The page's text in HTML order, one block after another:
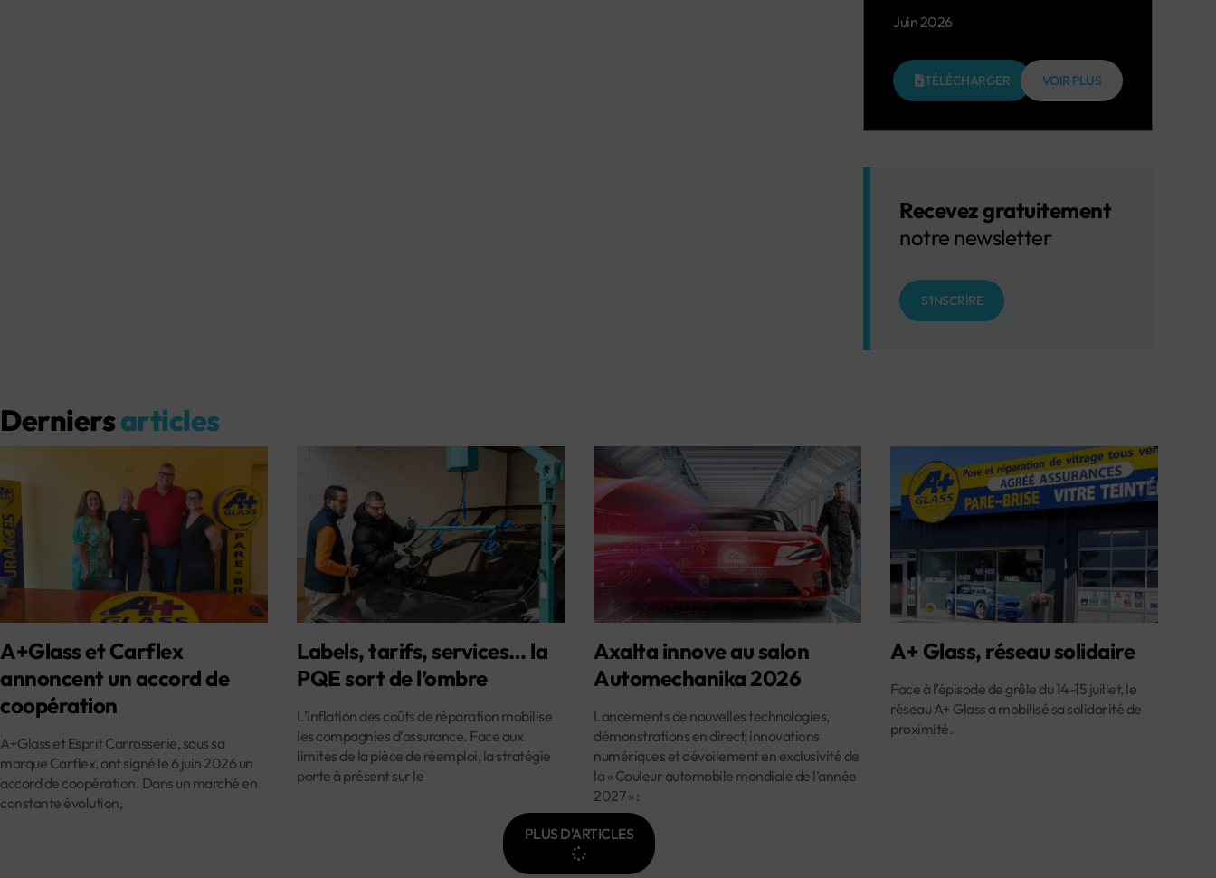
Juin 2026
TÉLÉCHARGER VOIR PLUS
Recevez gratuitement
notre newsletter
S'INSCRIRE
Derniersarticles
A+Glass et Carflex
annoncent un accord de
coopération
A+Glass et Esprit Carrosserie, sous sa
marque Carflex, ont signé le 6 juin 2026 un
accord de coopération. Dans un marché en
constante évolution,
Labels, tarifs, services… la
PQE sort de l’ombre
L’inflation des coûts de réparation mobilise
les compagnies d’assurance. Face aux
limites de la pièce de réemploi, la stratégie
porte à présent sur le
Axalta innove au salon
Automechanika 2026
Lancements de nouvelles technologies,
démonstrations en direct, innovations
numériques et dévoilement en exclusivité de
la « Couleur automobile mondiale de l’année
2027 » :
A+ Glass, réseau solidaire
Face à l’épisode de grêle du 14-15 juillet, le
réseau A+ Glass a mobilisé sa solidarité de
proximité.
PLUS D'ARTICLES